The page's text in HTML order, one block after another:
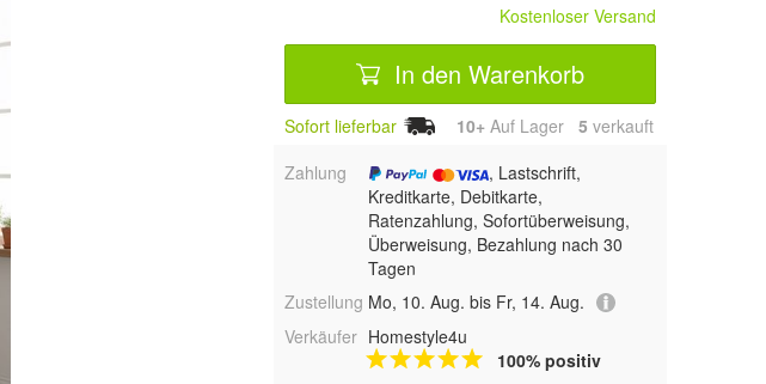
Kostenloser Versand
In den Warenkorb
Sofort lieferbar 10+ Auf Lager 5 verkauft
Zahlung
, Lastschrift,
Kreditkarte, Debitkarte,
Ratenzahlung, Sofortüberweisung,
Überweisung, Bezahlung nach 30
Tagen
Zustellung Mo, 10. Aug. bis Fr, 14. Aug.
Verkäufer Homestyle4u
100% positiv